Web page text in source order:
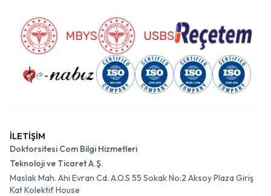
İLETİŞİM
Doktorsitesi Com Bilgi Hizmetleri
Teknoloji ve Ticaret A.Ş.
Maslak Mah. Ahi Evran Cd. A.O.S 55 Sokak No:2 Aksoy Plaza Giriş
Kat Kolektif House